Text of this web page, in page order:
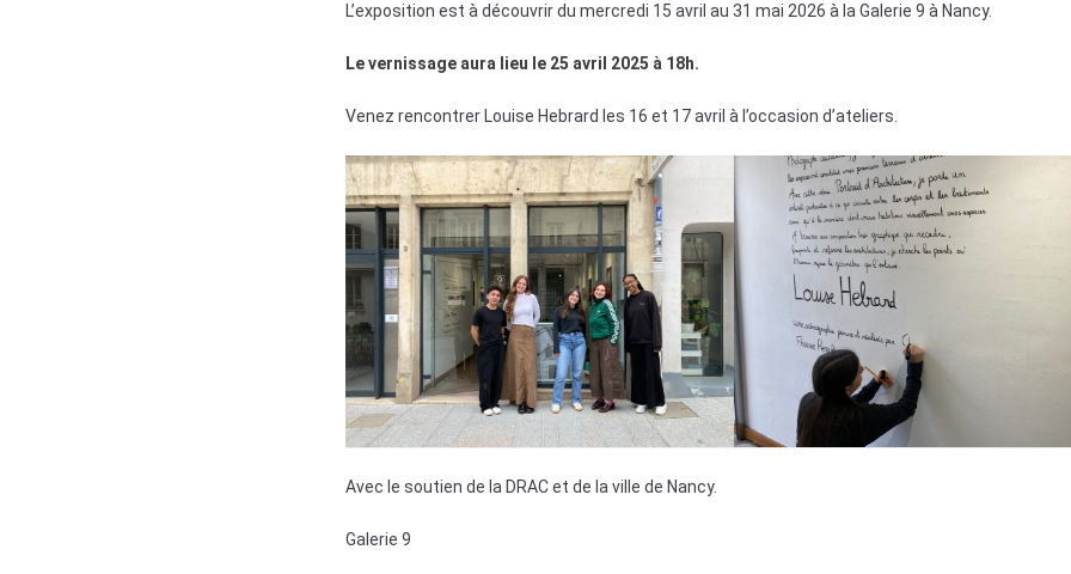
L’exposition est à découvrir du mercredi 15 avril au 31 mai 2026 à la Galerie 9 à Nancy.
Le vernissage aura lieu le 25 avril 2025 à 18h.
Venez rencontrer Louise Hebrard les 16 et 17 avril à l’occasion d’ateliers.
Avec le soutien de la DRAC et de la ville de Nancy.
Galerie 9